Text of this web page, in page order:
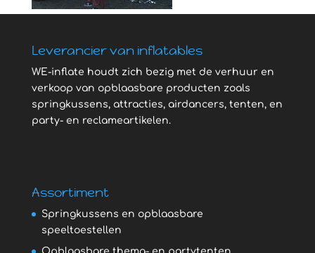
Leverancier van inflatables
WE-inflate houdt zich bezig met de verhuur en
verkoop van opblaasbare producten zoals
springkussens, attracties, airdancers, tenten, en
party- en reclameartikelen.
Assortiment
Springkussens en opblaasbare
speeltoestellen